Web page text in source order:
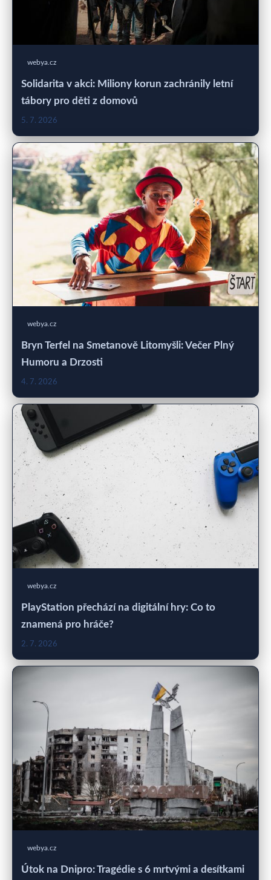
webya.cz
Solidarita v akci: Miliony korun zachránily letní
tábory pro děti z domovů
5. 7. 2026
webya.cz
Bryn Terfel na Smetanově Litomyšli: Večer Plný
Humoru a Drzosti
4. 7. 2026
webya.cz
PlayStation přechází na digitální hry: Co to
znamená pro hráče?
2. 7. 2026
webya.cz
Útok na Dnipro: Tragédie s 6 mrtvými a desítkami